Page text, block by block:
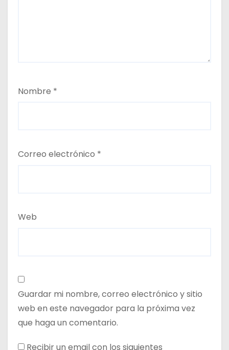
Nombre *
Correo electrónico *
Web
Guardar mi nombre, correo electrónico y sitio
web en este navegador para la próxima vez
que haga un comentario.
Recibir un email con los siguientes